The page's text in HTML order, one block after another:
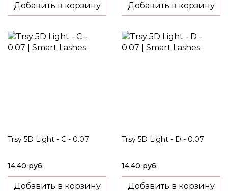
Добавить в корзину Добавить в корзину
Trsy 5D Light - C - 0.07
14,40 руб.
Добавить в корзину
Trsy 5D Light - D - 0.07
14,40 руб.
Добавить в корзину